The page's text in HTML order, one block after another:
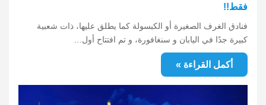
فقط!!
فنادق الغرف الصغيرة أو الكبسولة كما يطلق عليها، ذات شعبية
كبيرة جدًا في اليابان و سنغافورة، و تم افتتاح أول…
أكمل القراءة »